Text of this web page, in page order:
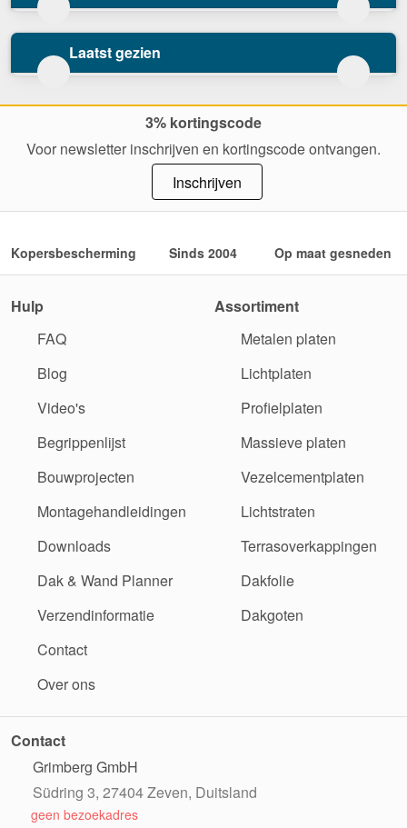
Laatst gezien
3% kortingscode
Voor newsletter inschrijven en kortingscode ontvangen.
Inschrijven
Kopersbescherming Sinds 2004 Op maat gesneden
Hulp
FAQ
Blog
Video's
Begrippenlijst
Bouwprojecten
Montagehandleidingen
Downloads
Dak & Wand Planner
Verzendinformatie
Contact
Over ons
Assortiment
Metalen platen
Lichtplaten
Profielplaten
Massieve platen
Vezelcementplaten
Lichtstraten
Terrasoverkappingen
Dakfolie
Dakgoten
Contact
Grimberg GmbH
Südring 3, 27404 Zeven, Duitsland
geen bezoekadres